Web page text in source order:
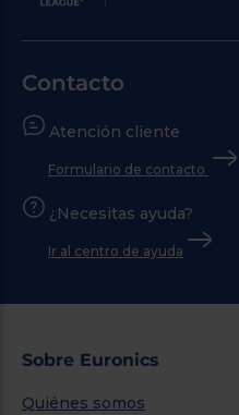
Contacto
Atención cliente
Formulario de contacto
¿Necesitas ayuda?
Ir al centro de ayuda
Sobre Euronics
Quiénes somos